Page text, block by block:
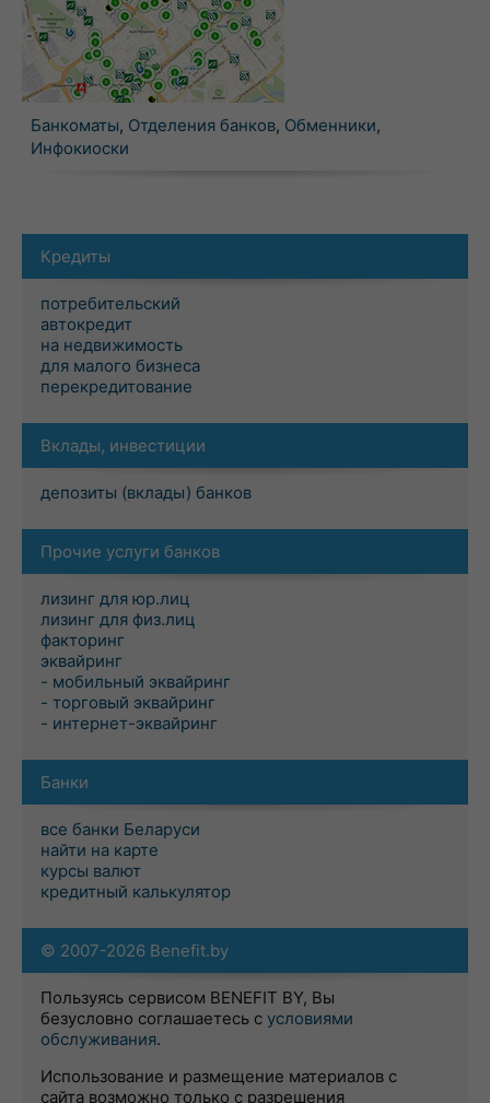
Банкоматы, Отделения банков, Обменники,
Инфокиоски
Кредиты
потребительский
автокредит
на недвижимость
для малого бизнеса
перекредитование
Вклады, инвестиции
депозиты (вклады) банков
Прочие услуги банков
лизинг для юр.лиц
лизинг для физ.лиц
факторинг
эквайринг
- мобильный эквайринг
- торговый эквайринг
- интернет-эквайринг
Банки
все банки Беларуси
найти на карте
курсы валют
кредитный калькулятор
© 2007-2026 Benefit.by
Пользуясь сервисом BENEFIT BY, Вы
безусловно соглашаетесь с условиями
обслуживания.
Использование и размещение материалов с
сайта возможно только с разрешения